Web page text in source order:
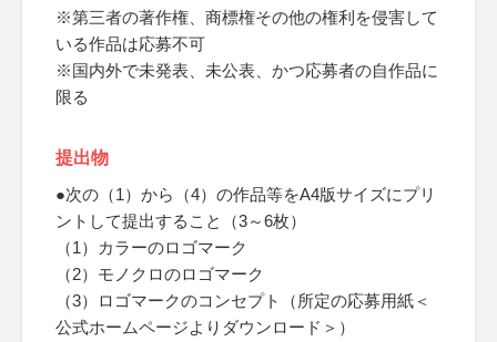
※第三者の著作権、商標権その他の権利を侵害して
いる作品は応募不可
※国内外で未発表、未公表、かつ応募者の自作品に
限る
提出物
●次の（1）から（4）の作品等をA4版サイズにプリ
ントして提出すること（3～6枚）
（1）カラーのロゴマーク
（2）モノクロのロゴマーク
（3）ロゴマークのコンセプト（所定の応募用紙＜
公式ホームページよりダウンロード＞）